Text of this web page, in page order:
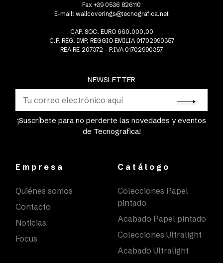
NEWSLETTER
¡Suscríbete para no perderte las novedades y eventos
de Tecnografica!
Fax +39 0536 826110
E-mail: wallcoverings@tecnografica.net
CAP. SOC. EURO 660.000,00
C.F. REG. IMP. REGGIO EMILIA 01702990357
REA RE-207372 - P.IVA 01702990357
Empresa
Quiénes somos
Contacto
Noticias
Focus
Catálogo
Colecciones Papel
pintado
Acabado Papel pintado
Colecciones Ultralight
Acabado Ultralight